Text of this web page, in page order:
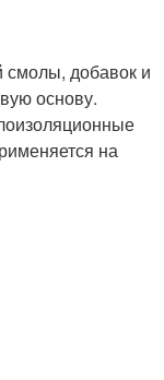
смолы, добавок и
основу.
на